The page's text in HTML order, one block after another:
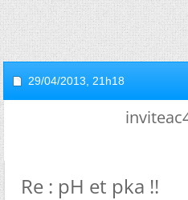
29/04/2013, 21h18
Re : pH et pka !!